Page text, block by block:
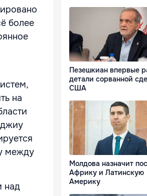
более
на
между
над
Пезешкиан впервые
детали сорванной
США
Молдова назначит
Африку и Латинскую
Америку